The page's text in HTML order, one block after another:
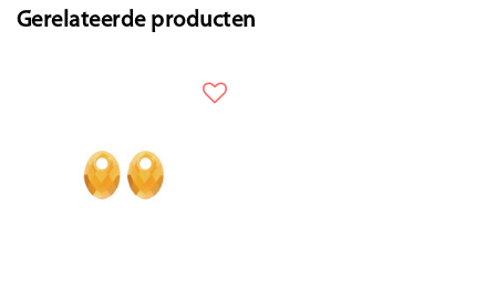
Gerelateerde producten